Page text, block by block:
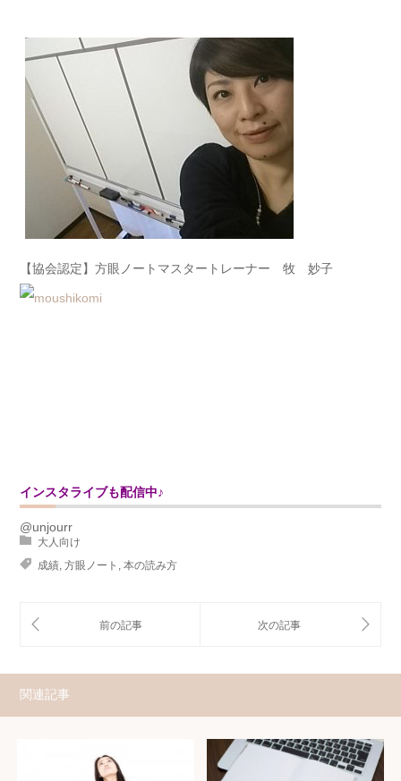
【協会認定】方眼ノートマスタートレーナー 牧 妙子
インスタライブも配信中♪
@unjourr
大人向け
成績, 方眼ノート , 本の読み方
関連記事